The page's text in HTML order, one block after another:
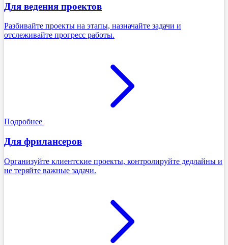
Для ведения проектов
Разбивайте проекты на этапы, назначайте задачи и
отслеживайте прогресс работы.
Подробнее
Для фрилансеров
Организуйте клиентские проекты, контролируйте дедлайны и
не теряйте важные задачи.